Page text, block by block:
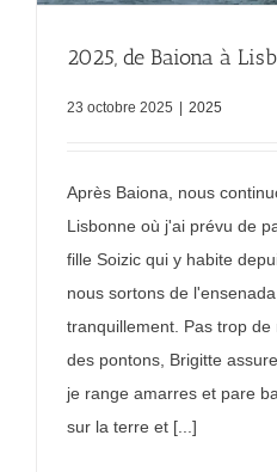
2025, de Baiona à
23 octobre 2025 2025
Après Baiona, nous
Lisbonne où j'ai prévu de
fille Soizic qui y habite
nous sortons de
tranquillement. Pas trop
des pontons, Brigitte
je range amarres et pare
sur la terre et [...]